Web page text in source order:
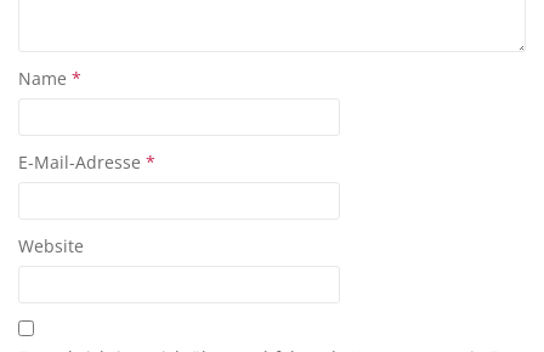
Name *
E-Mail-Adresse *
Website